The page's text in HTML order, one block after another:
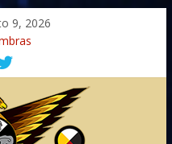
9, 2026
do Espírito Ancestral
– Crescimento